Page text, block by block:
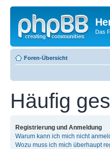
Das
Foren-Übersicht
Häufig
Registrierung und Anmeldung
Warum kann ich mich nicht
Wozu muss ich mich überhaupt